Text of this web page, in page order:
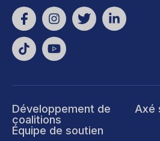
Développement de
coalitions
Équipe de soutien
Axé